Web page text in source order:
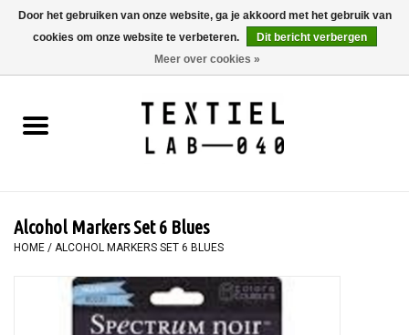
0 Artikelen - €0,00
BOEKEN
SCHILDEREN
Alcohol Markers Set 6 Blues
HOME / ALCOHOL MARKERS SET 6 BLUES
Door het gebruiken van onze website, ga je akkoord met het gebruik van
cookies om onze website te verbeteren.
Dit bericht verbergen
Meer over cookies »